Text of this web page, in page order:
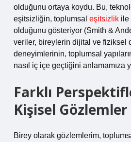
olduğunu ortaya koydu. Bu,
eşitsizliğin, toplumsal eşitsizlik ile
olduğunu gösteriyor (Smith &
veriler, bireylerin dijital ve fiziksel
deneyimlerinin, toplumsal
nasıl iç içe geçtiğini anlamamıza
Farklı
Kişisel Gözlemler
Birey olarak gözlemlerim,